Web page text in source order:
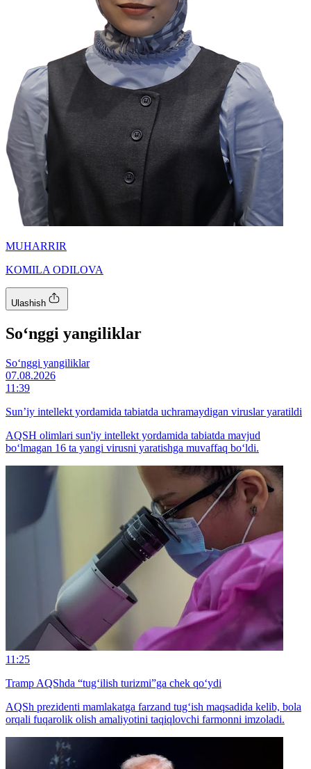
MUHARRIR
KOMILA ODILOVA
Ulashish
So‘nggi yangiliklar
So‘nggi yangiliklar
07.08.2026
11:39
Sun’iy intellekt yordamida tabiatda uchramaydigan viruslar yaratildi
AQSH olimlari sun'iy intellekt yordamida tabiatda mavjud
bo‘lmagan 16 ta yangi virusni yaratishga muvaffaq bo‘ldi.
11:25
Tramp AQShda “tug‘ilish turizmi”ga chek qo‘ydi
AQSh prezidenti mamlakatga farzand tug‘ish maqsadida kelib, bola
orqali fuqarolik olish amaliyotini taqiqlovchi farmonni imzoladi.